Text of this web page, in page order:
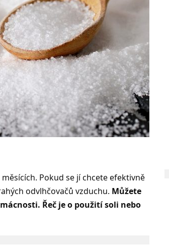
Pokud se jí chcete efektivně
odvlhčovačů vzduchu. Můžete
Řeč je o použití soli nebo